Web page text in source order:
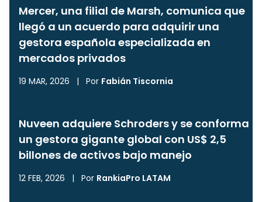
Mercer, una filial de Marsh, comunica que
llegó a un acuerdo para adquirir una
gestora española especializada en
mercados privados
19 MAR, 2026 | Por Fabián Tiscornia
Nuveen adquiere Schroders y se conforma
un gestora gigante global con US$ 2,5
billones de activos bajo manejo
12 FEB, 2026 | Por RankiaPro LATAM